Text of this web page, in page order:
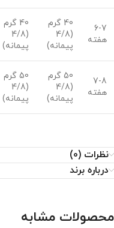
6-7
هفته
40 گرم
(4/8
پیمانه)
40 گرم
(4/8
پیمانه)
7-8
هفته
50 گرم
(4/8
پیمانه)
50 گرم
(4/8
پیمانه)
نظرات (0)
درباره برند
محصولات مشابه